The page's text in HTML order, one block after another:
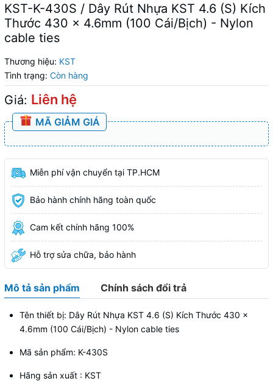
KST-K-430S / Dây Rút Nhựa KST 4.6 (S) Kích
Thước 430 x 4.6mm (100 Cái/Bịch) - Nylon
cable ties
Thương hiệu: KST
Tình trạng: Còn hàng
Giá: Liên hệ
MÃ GIẢM GIÁ
Miễn phí vận chuyển tại TP.HCM
Bảo hành chính hãng toàn quốc
Cam kết chính hãng 100%
Hỗ trợ sửa chữa, bảo hành
Mô tả sản phẩm Chính sách đổi trả
Tên thiết bị: Dây Rút Nhựa KST 4.6 (S) Kích Thước 430 x
4.6mm (100 Cái/Bịch) - Nylon cable ties
Mã sản phẩm: K-430S
Hãng sản xuất : KST